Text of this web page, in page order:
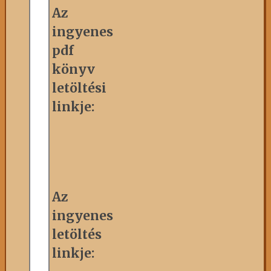
Az
ingyenes
pdf
könyv
letöltési
linkje:
Az
ingyenes
letöltés
linkje: